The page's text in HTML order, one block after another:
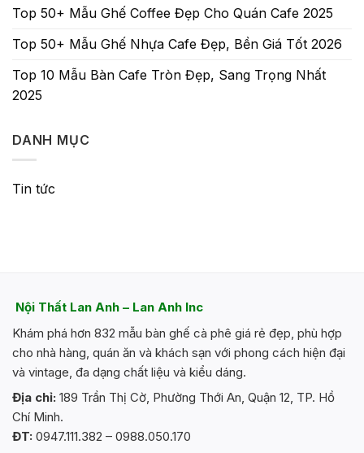
Top 50+ Mẫu Ghế Coffee Đẹp Cho Quán Cafe 2025
Top 50+ Mẫu Ghế Nhựa Cafe Đẹp, Bền Giá Tốt 2026
Top 10 Mẫu Bàn Cafe Tròn Đẹp, Sang Trọng Nhất
2025
DANH MỤC
Tin tức
Nội Thất Lan Anh – Lan Anh Inc
Khám phá hơn 832 mẫu bàn ghế cà phê giá rẻ đẹp, phù hợp
cho nhà hàng, quán ăn và khách sạn với phong cách hiện đại
và vintage, đa dạng chất liệu và kiểu dáng.
Địa chỉ: 189 Trần Thị Cờ, Phường Thới An, Quận 12, TP. Hồ
Chí Minh.
ĐT: 0947.111.382 – 0988.050.170